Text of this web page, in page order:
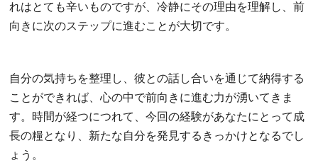
れはとても辛いものですが、冷静にその理由を理解し、前
向きに次のステップに進むことが大切です。
自分の気持ちを整理し、彼との話し合いを通じて納得する
ことができれば、心の中で前向きに進む力が湧いてきま
す。時間が経つにつれて、今回の経験があなたにとって成
長の糧となり、新たな自分を発見するきっかけとなるでし
ょう。